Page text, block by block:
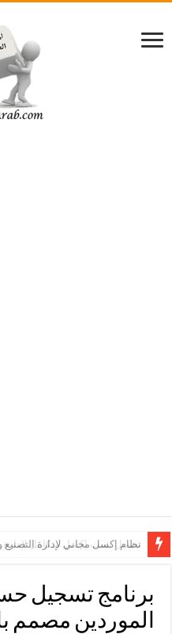
نظام إكسل مجاني لإدارة
تحميل شيت إكسل متكامل لإدارة
برنامج تسجيل
الموردين مصمم